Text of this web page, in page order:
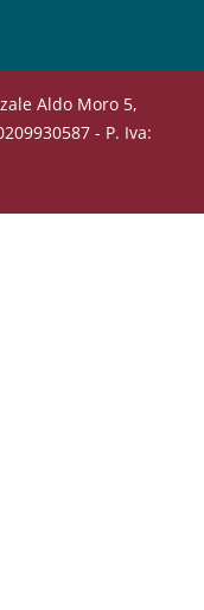
Aldo Moro 5,
- P. Iva: